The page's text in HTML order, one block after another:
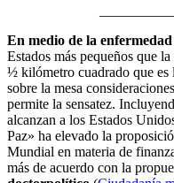
En medio de la
Estados más pequeños que
½ kilómetro cuadrado que es
sobre la mesa
permite la sensatez.
alcanzan a los Estados
Paz» ha elevado la
Mundial en materia de
más de acuerdo con la